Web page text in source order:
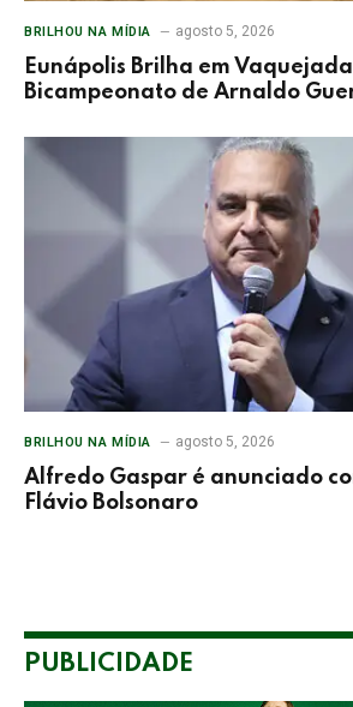
BRILHOU NA MÍDIA agosto 5, 2026
Eunápolis Brilha em
Bicampeonato de Arnaldo
BRILHOU NA MÍDIA agosto 5, 2026
Alfredo Gaspar é anunciado
Flávio Bolsonaro
PUBLICIDADE